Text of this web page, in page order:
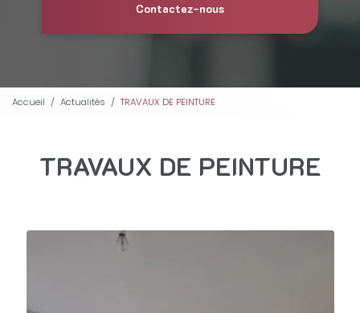
Contactez-nous
Accueil Actualités TRAVAUX DE PEINTURE
TRAVAUX DE PEINTURE